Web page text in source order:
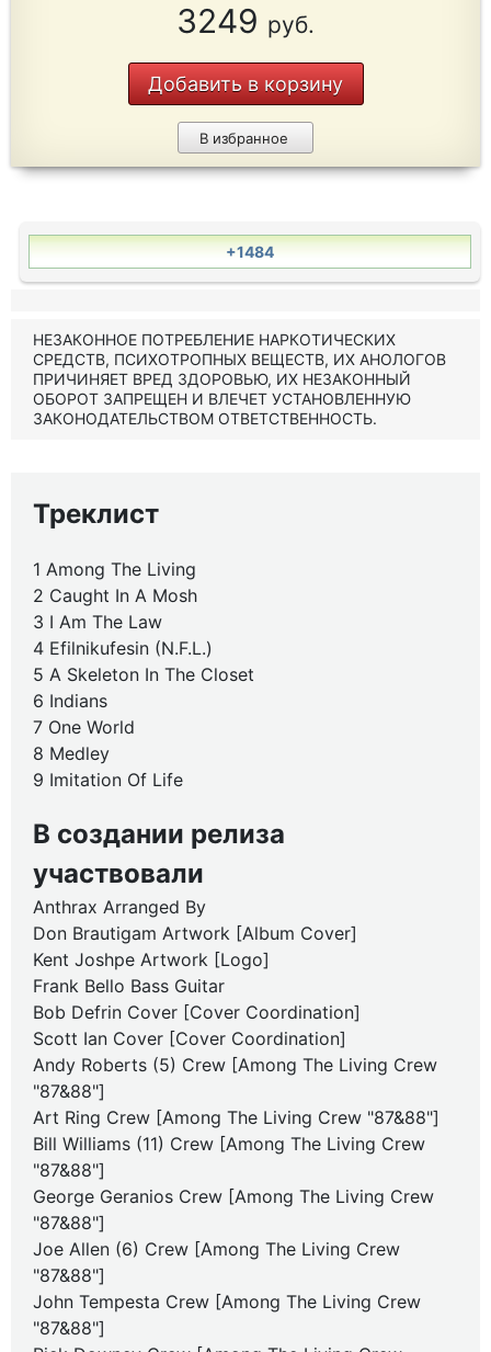
3249 руб.
Добавить в корзину
В избранное
+1484
НЕЗАКОННОЕ ПОТРЕБЛЕНИЕ НАРКОТИЧЕСКИХ
СРЕДСТВ, ПСИХОТРОПНЫХ ВЕЩЕСТВ, ИХ АНОЛОГОВ
ПРИЧИНЯЕТ ВРЕД ЗДОРОВЬЮ, ИХ НЕЗАКОННЫЙ
ОБОРОТ ЗАПРЕЩЕН И ВЛЕЧЕТ УСТАНОВЛЕННУЮ
ЗАКОНОДАТЕЛЬСТВОМ ОТВЕТСТВЕННОСТЬ.
Треклист
1 Among The Living
2 Caught In A Mosh
3 I Am The Law
4 Efilnikufesin (N.F.L.)
5 A Skeleton In The Closet
6 Indians
7 One World
8 Medley
9 Imitation Of Life
В создании релиза
участвовали
Anthrax Arranged By
Don Brautigam Artwork [Album Cover]
Kent Joshpe Artwork [Logo]
Frank Bello Bass Guitar
Bob Defrin Cover [Cover Coordination]
Scott Ian Cover [Cover Coordination]
Andy Roberts (5) Crew [Among The Living Crew
"87&88"]
Art Ring Crew [Among The Living Crew "87&88"]
Bill Williams (11) Crew [Among The Living Crew
"87&88"]
George Geranios Crew [Among The Living Crew
"87&88"]
Joe Allen (6) Crew [Among The Living Crew
"87&88"]
John Tempesta Crew [Among The Living Crew
"87&88"]